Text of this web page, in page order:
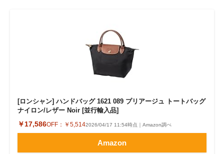
[ロンシャン] ハンドバッグ 1621 089 プリアージュ トートバッグ
ナイロン/レザー Noir [並行輸入品]
￥17,586OFF： ￥5,5142026/04/17 11:54時点｜Amazon調べ
Amazon